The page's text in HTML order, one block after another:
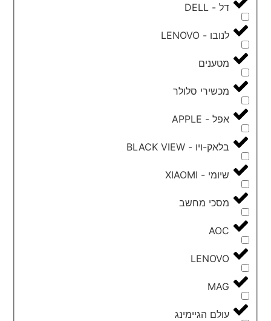
דל - DELL
לנובו - LENOVO
מטענים
מכשירי סלולר
אפל - APPLE
בלאק-ויו - BLACK VIEW
שיומי - XIAOMI
מסכי מחשב
AOC
LENOVO
MAG
עולם הגיימינג